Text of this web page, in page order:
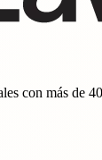
con más